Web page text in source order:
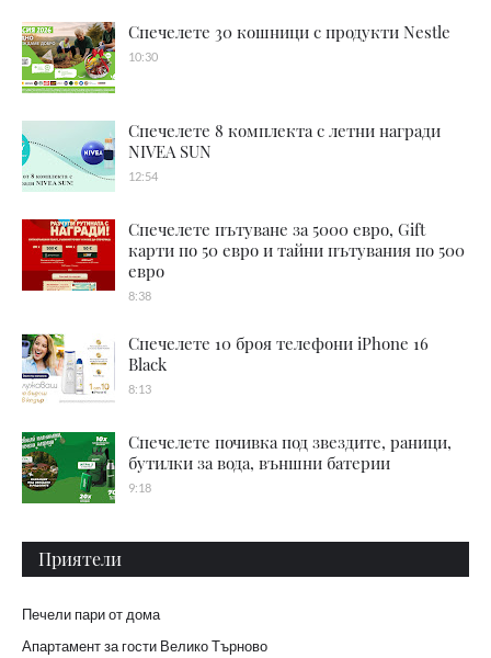
Спечелете 30 кошници с продукти Nestle
10:30
Спечелете 8 комплекта с летни награди
NIVEA SUN
12:54
Спечелете пътуване за 5000 евро, Gift
карти по 50 евро и тайни пътувания по 500
евро
8:38
Спечелете 10 броя телефони iPhone 16
Black
8:13
Спечелете почивка под звездите, раници,
бутилки за вода, външни батерии
9:18
Приятели
Печели пари от дома
Апартамент за гости Велико Търново